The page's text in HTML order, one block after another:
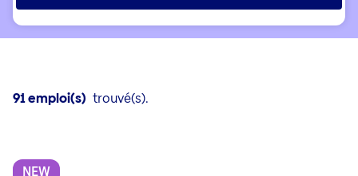
91 emploi(s) trouvé(s).
NEW